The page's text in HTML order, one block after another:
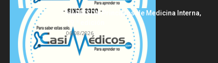
HARRISON Principios de Medicina Interna,
06/08/2026